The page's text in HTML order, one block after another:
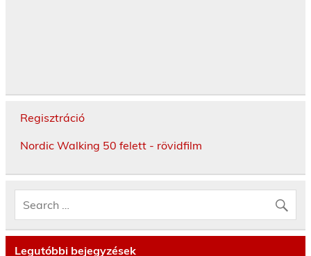
Regisztráció
Nordic Walking 50 felett - rövidfilm
Legutóbbi bejegyzések